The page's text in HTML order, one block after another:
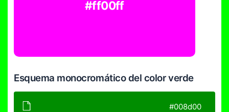
#ff00ff
Esquema monocromático del color verde
#008d00